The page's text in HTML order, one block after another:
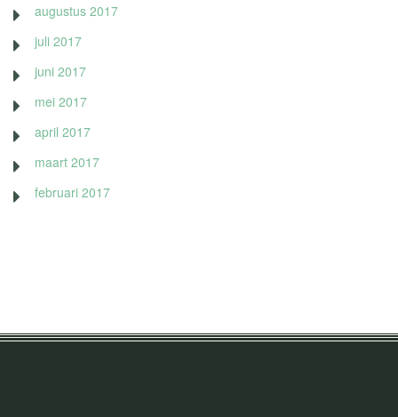
augustus 2017
juli 2017
juni 2017
mei 2017
april 2017
maart 2017
februari 2017